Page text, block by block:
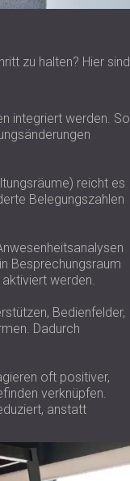
zu halten? Hier sind
integriert werden. So
reicht es
Belegungszahlen
Besprechungsraum
werden.
Bedienfelder,
Dadurch
oft positiver,
verknüpfen.
anstatt